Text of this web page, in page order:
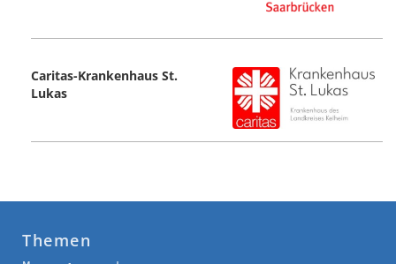
Caritas-Krankenhaus St.
Lukas
Themen